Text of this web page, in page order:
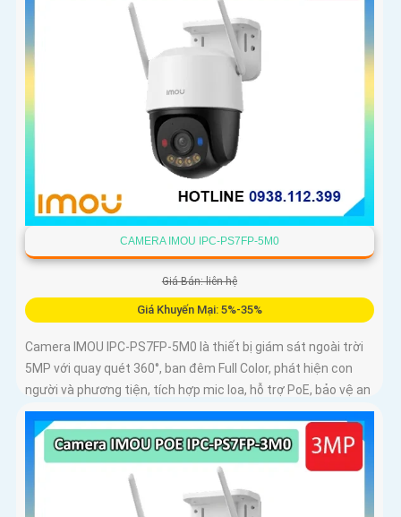
CAMERA IMOU IPC-PS7FP-5M0
Giá Bán: liên hệ
Giá Khuyến Mại: 5%-35%
Camera IMOU IPC-PS7FP-5M0 là thiết bị giám sát ngoài trời
5MP với quay quét 360°, ban đêm Full Color, phát hiện con
người và phương tiện, tích hợp mic loa, hỗ trợ PoE, bảo vệ an
ninh toàn diện